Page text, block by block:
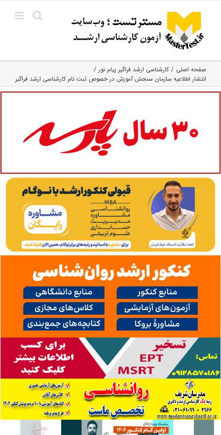
content
صفحه اصلی
کارشناسی ارشد فراگیر پیام نور
انتشار اطلاعیه سازمان سنجش آموزش در خصوص ثبت نام کارشناسی ارشد فراگیر